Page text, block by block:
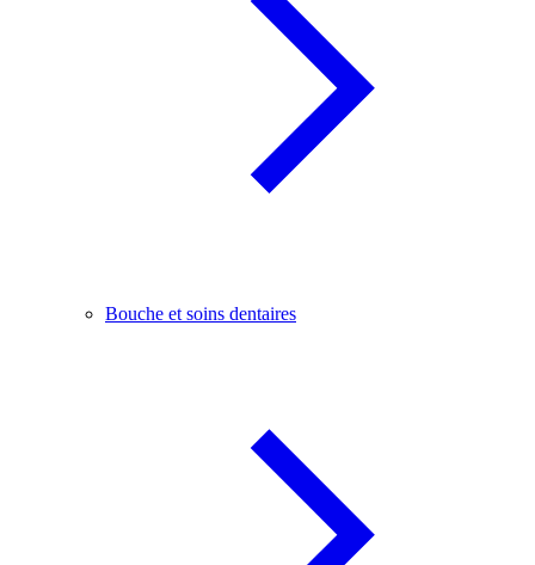
Bouche et soins dentaires